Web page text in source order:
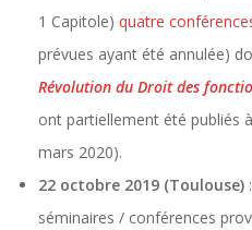
1 Capitole) quatre
prévues ayant été annulée)
Révolution du Droit des
ont partiellement été publiés
mars 2020).
22 octobre 2019 (Toulouse)
séminaires / conférences